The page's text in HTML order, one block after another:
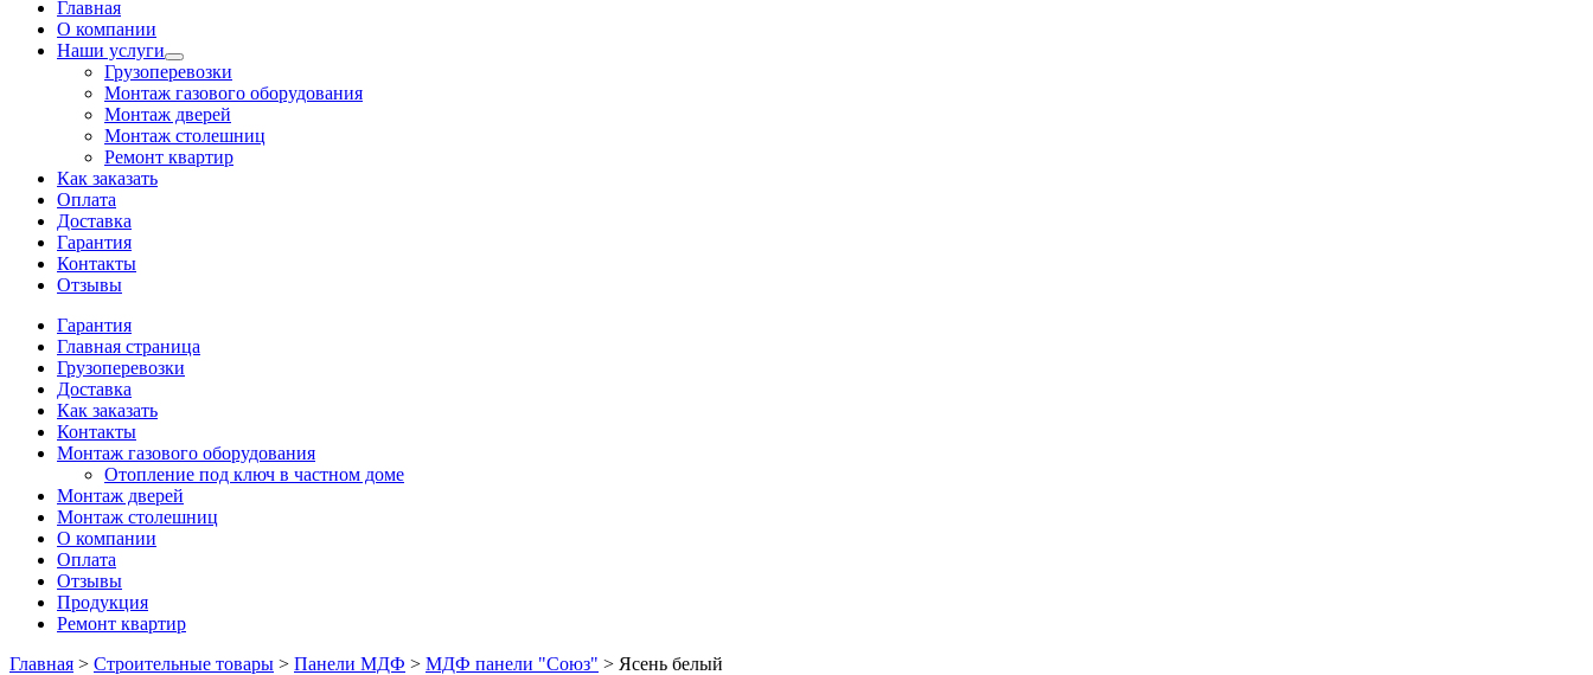
Главная
О компании
Наши услуги
Грузоперевозки
Монтаж газового оборудования
Монтаж дверей
Монтаж столешниц
Ремонт квартир
Как заказать
Оплата
Доставка
Гарантия
Контакты
Отзывы
Гарантия
Главная страница
Грузоперевозки
Доставка
Как заказать
Контакты
Монтаж газового оборудования
Отопление под ключ в частном доме
Монтаж дверей
Монтаж столешниц
О компании
Оплата
Отзывы
Продукция
Ремонт квартир
Главная > Строительные товары > Панели МДФ > МДФ панели "Союз" > Ясень белый